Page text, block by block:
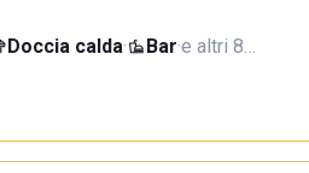
Doccia calda· Bar·e altri 8…